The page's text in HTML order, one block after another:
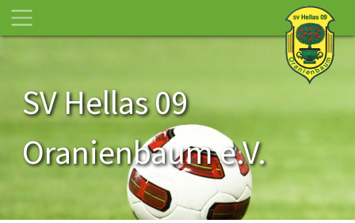
SV Hellas 09
Oranienbaum e.V.